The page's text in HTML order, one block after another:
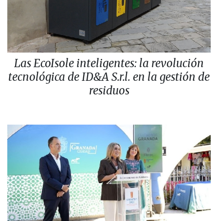
Las EcoIsole inteligentes: la revolución
tecnológica de ID&A S.r.l. en la gestión de
residuos